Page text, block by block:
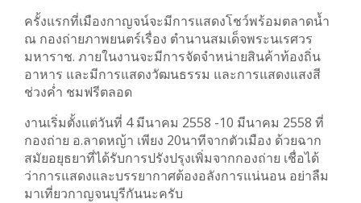
ครั้งแรกที่เมืองกาญจน์จะมีการแสดงโชว์พร้อมตลาดน้ำ
ณ กองถ่ายภาพยนตร์เรื่อง ตำนานสมเด็จพระนเรศวร
มหาราช. ภายในงานจะมีการจัดจำหน่ายสินค้าท้องถิ่น
อาหาร และมีการแสดงวัฒนธรรม และการแสดงแสงสี
ช่วงค่ำ ชมฟรีตลอด
งานเริ่มตั้งแต่วันที่ 4 มีนาคม 2558 -10 มีนาคม 2558 ที่
กองถ่าย อ.ลาดหญ้า เพียง 20นาทีจากตัวเมือง ด้วยฉาก
สมัยอยุธยาที่ได้รับการปรังปรุงเพิ่มจากกองถ่าย เชื่อได้
ว่าการแสดงและบรรยากาศต้องอลังการแน่นอน อย่าลืม
มาเที่ยวกาญจนบุรีกันนะครับ